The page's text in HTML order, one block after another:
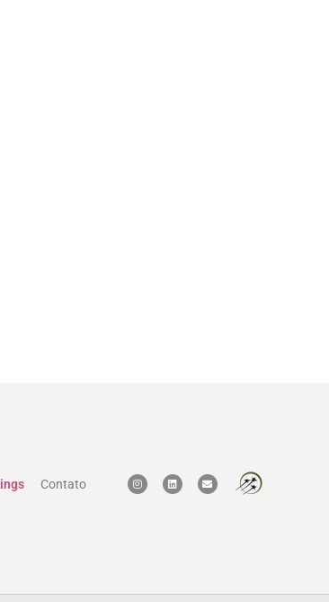
Contato